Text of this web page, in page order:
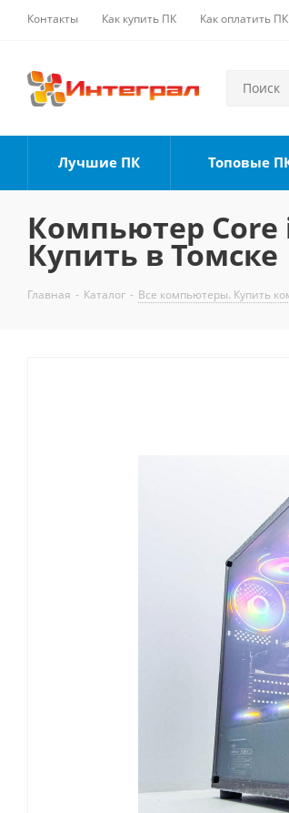
Контакты Как купить ПК Как оплатить ПК
Лучшие ПК Топовые
Компьютер Core
Купить в Томске
Главная - Каталог - Все компьютеры. Купить